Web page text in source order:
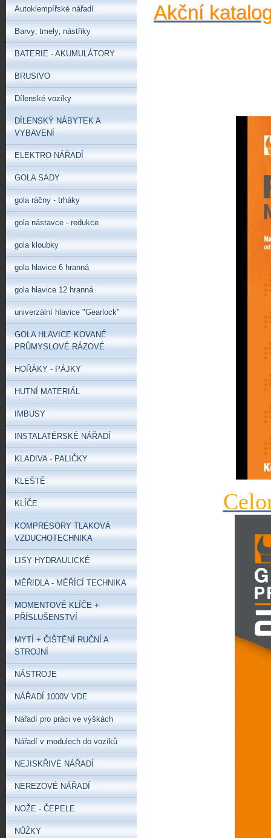
Akční
Autoklempířské nářadí
Barvy‚ tmely‚ nástřiky
BATERIE - AKUMULÁTORY
BRUSIVO
Dílenské vozíky
DÍLENSKÝ NÁBYTEK A
VYBAVENÍ
ELEKTRO NÁŘADÍ
GOLA SADY
gola ráčny - trháky
gola nástavce - redukce
gola kloubky
gola hlavice 6 hranná
gola hlavice 12 hranná
univerzální hlavice "Gearlock"
GOLA HLAVICE KOVANÉ
PRŮMYSLOVÉ RÁZOVÉ
HOŘÁKY - PÁJKY
HUTNÍ MATERIÁL
IMBUSY
INSTALATÉRSKÉ NÁŘADÍ
KLADIVA - PALIČKY
KLEŠTĚ
KLÍČE
KOMPRESORY TLAKOVÁ
VZDUCHOTECHNIKA
LISY HYDRAULICKÉ
MĚŘIDLA - MĚŘÍCÍ TECHNIKA
MOMENTOVÉ KLÍČE +
PŘÍSLUŠENSTVÍ
MYTÍ + ČIŠTĚNÍ RUČNÍ A
STROJNÍ
NÁSTROJE
NÁŘADÍ 1000V VDE
Nářadí pro práci ve výškách
Nářadí v modulech do vozíků
NEJISKŘIVÉ NÁŘADÍ
NEREZOVÉ NÁŘADÍ
NOŽE - ČEPELE
NŮŽKY